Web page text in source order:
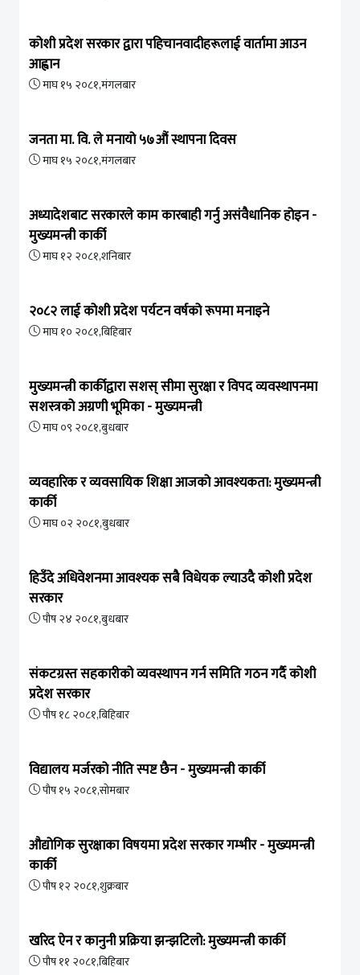
कोशी प्रदेश सरकार द्वारा पहिचानवादीहरूलाई वार्तामा आउन
आह्वान
माघ १५ २०८१,मंगलबार
जनता मा. वि. ले मनायो ५७औं स्थापना दिवस
माघ १५ २०८१,मंगलबार
अध्यादेशबाट सरकारले काम कारबाही गर्नु असंवैधानिक होइन -
मुख्यमन्त्री कार्की
माघ १२ २०८१,शनिबार
२०८२ लाई कोशी प्रदेश पर्यटन वर्षको रूपमा मनाइने
माघ १० २०८१,बिहिबार
मुख्यमन्त्री कार्कीद्वारा सशस् सीमा सुरक्षा र विपद व्यवस्थापनमा
सशस्त्रको अग्रणी भूमिका - मुख्यमन्त्री
माघ ०९ २०८१,बुधबार
व्यवहारिक र व्यवसायिक शिक्षा आजको आवश्यकता: मुख्यमन्त्री
कार्की
माघ ०२ २०८१,बुधबार
हिउँदे अधिवेशनमा आवश्यक सबै विधेयक ल्याउदै कोशी प्रदेश
सरकार
पौष २४ २०८१,बुधबार
संकटग्रस्त सहकारीको व्यवस्थापन गर्न समिति गठन गर्दै कोशी
प्रदेश सरकार
पौष १८ २०८१,बिहिबार
विद्यालय मर्जरको नीति स्पष्ट छैन - मुख्यमन्त्री कार्की
पौष १५ २०८१,सोमबार
औद्योगिक सुरक्षाका विषयमा प्रदेश सरकार गम्भीर - मुख्यमन्त्री
कार्की
पौष १२ २०८१,शुक्रबार
खरिद ऐन र कानुनी प्रक्रिया झन्झटिलो: मुख्यमन्त्री कार्की
पौष ११ २०८१,बिहिबार